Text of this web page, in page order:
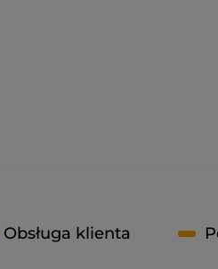
Obsługa klienta